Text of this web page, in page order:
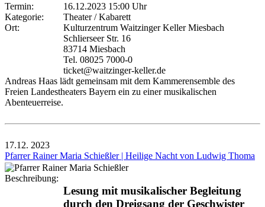
Termin:
16.12.2023 15:00 Uhr
Kategorie:
Theater / Kabarett
Ort:
Kulturzentrum Waitzinger Keller Miesbach
Schlierseer Str. 16
83714 Miesbach
Tel. 08025 7000-0
ticket@waitzinger-keller.de
Andreas Haas lädt gemeinsam mit dem Kammerensemble des
Freien Landestheaters Bayern ein zu einer musikalischen
Abenteuerreise.
17.12. 2023
Pfarrer Rainer Maria Schießler | Heilige Nacht von Ludwig Thoma
Beschreibung:
Lesung mit musikalischer Begleitung
durch den Dreigsang der Geschwister